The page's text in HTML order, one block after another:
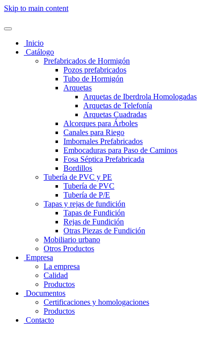
Skip to main content
Inicio
Catálogo
Prefabricados de Hormigón
Pozos prefabricados
Tubo de Hormigón
Arquetas
Arquetas de Iberdrola Homologadas
Arquetas de Telefonía
Arquetas Cuadradas
Alcorques para Árboles
Canales para Riego
Imbornales Prefabricados
Embocaduras para Paso de Caminos
Fosa Séptica Prefabricada
Bordillos
Tubería de PVC y PE
Tubería de PVC
Tubería de P/E
Tapas y rejas de fundición
Tapas de Fundición
Rejas de Fundición
Otras Piezas de Fundición
Mobiliario urbano
Otros Productos
Empresa
La empresa
Calidad
Productos
Documentos
Certificaciones y homologaciones
Productos
Contacto